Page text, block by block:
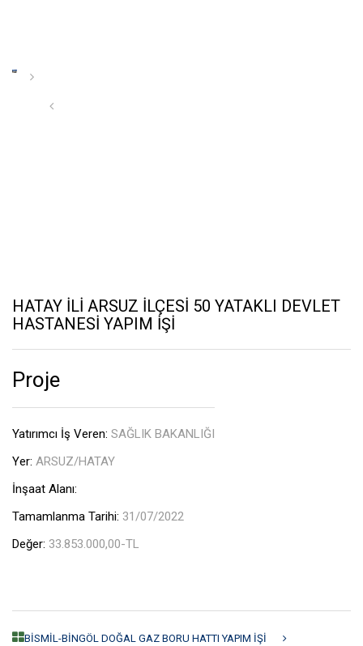
HATAY İLİ ARSUZ İLÇESİ 50 YATAKLI DEVLET
HASTANESİ YAPIM İŞİ
Proje
Yatırımcı İş Veren: SAĞLIK BAKANLIĞI
Yer: ARSUZ/HATAY
İnşaat Alanı:
Tamamlanma Tarihi: 31/07/2022
Değer: 33.853.000,00-TL
BİSMİL-BİNGÖL DOĞAL GAZ BORU HATTI YAPIM İŞİ